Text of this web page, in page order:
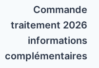
Commande
traitement 2026
informations
complémentaires